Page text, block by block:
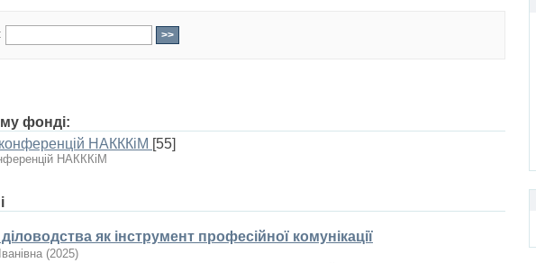
фонді:
НАКККіМ [55]
НАКККіМ
як інструмент професійної комунікації
(2025)